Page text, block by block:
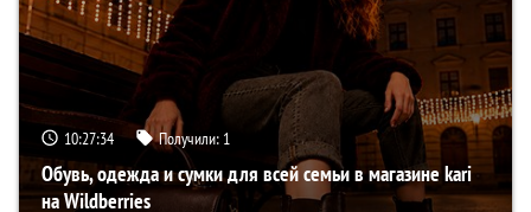
10:27:33 Получили: 1
Обувь, одежда и сумки для всей семьи в магазине kari
на Wildberries